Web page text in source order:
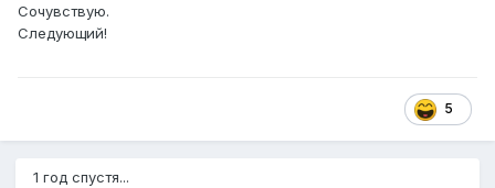
Сочувствую.
Следующий!
5
1 год спустя...